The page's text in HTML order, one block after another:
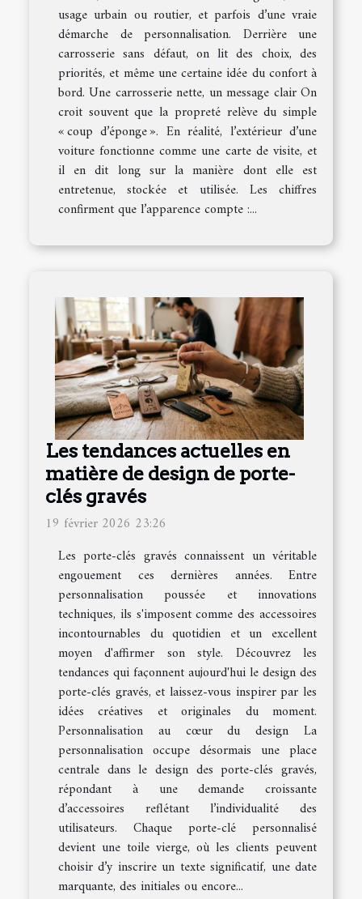
usage urbain ou routier, et parfois d’une vraie
démarche de personnalisation. Derrière une
carrosserie sans défaut, on lit des choix, des
priorités, et même une certaine idée du confort à
bord. Une carrosserie nette, un message clair On
croit souvent que la propreté relève du simple
« coup d’éponge ». En réalité, l’extérieur d’une
voiture fonctionne comme une carte de visite, et
il en dit long sur la manière dont elle est
entretenue, stockée et utilisée. Les chiffres
confirment que l’apparence compte :...
Les tendances actuelles en
matière de design de porte-
clés gravés
19 février 2026 23:26
Les porte-clés gravés connaissent un véritable
engouement ces dernières années. Entre
personnalisation poussée et innovations
techniques, ils s'imposent comme des accessoires
incontournables du quotidien et un excellent
moyen d'affirmer son style. Découvrez les
tendances qui façonnent aujourd'hui le design des
porte-clés gravés, et laissez-vous inspirer par les
idées créatives et originales du moment.
Personnalisation au cœur du design La
personnalisation occupe désormais une place
centrale dans le design des porte-clés gravés,
répondant à une demande croissante
d’accessoires reflétant l’individualité des
utilisateurs. Chaque porte-clé personnalisé
devient une toile vierge, où les clients peuvent
choisir d’y inscrire un texte significatif, une date
marquante, des initiales ou encore...